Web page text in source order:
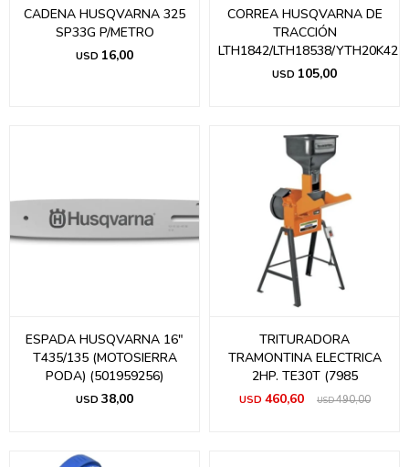
CADENA HUSQVARNA 325
SP33G P/METRO
USD 16,00
CORREA HUSQVARNA DE
TRACCIÓN
LTH1842/LTH18538/YTH20K42
USD 105,00
ESPADA HUSQVARNA 16"
T435/135 (MOTOSIERRA
PODA) (501959256)
USD 38,00
TRITURADORA
TRAMONTINA ELECTRICA
2HP. TE30T (7985
USD 460,60 USD490,00